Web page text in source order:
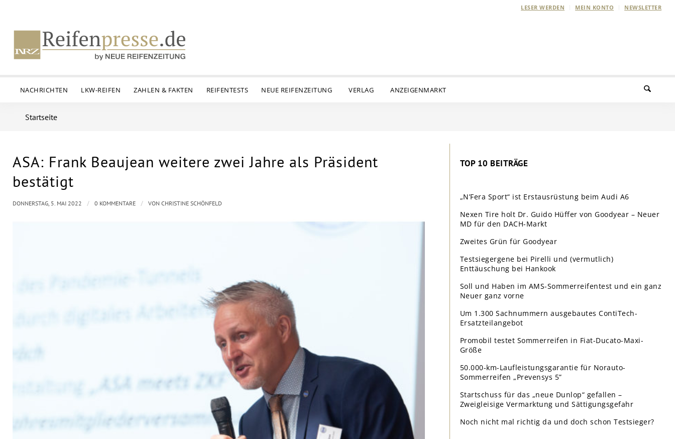
LESER WERDEN MEIN KONTO NEWSLETTER
NACHRICHTEN LKW-REIFEN ZAHLEN & FAKTEN REIFENTESTS NEUE REIFENZEITUNG VERLAG ANZEIGENMARKT
Startseite
ASA: Frank Beaujean weitere zwei Jahre als Präsident
bestätigt
DONNERSTAG, 5. MAI 2022 / 0 KOMMENTARE / VON CHRISTINE SCHÖNFELD
TOP 10 BEITRÄGE
„N’Fera Sport“ ist Erstausrüstung beim Audi A6
Nexen Tire holt Dr. Guido Hüffer von Goodyear – Neuer
MD für den DACH-Markt
Zweites Grün für Goodyear
Testsiegergene bei Pirelli und (vermutlich)
Enttäuschung bei Hankook
Soll und Haben im AMS-Sommerreifentest und ein ganz
Neuer ganz vorne
Um 1.300 Sachnummern ausgebautes ContiTech-
Ersatzteilangebot
Promobil testet Sommerreifen in Fiat-Ducato-Maxi-
Größe
50.000-km-Laufleistungsgarantie für Norauto-
Sommerreifen „Prevensys 5”
Startschuss für das „neue Dunlop“ gefallen –
Zweigleisige Vermarktung und Sättigungsgefahr
Noch nicht mal richtig da und doch schon Testsieger?